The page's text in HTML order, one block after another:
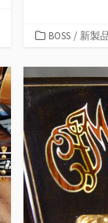
カ
ゴ
リ
ー
BOSS / 新製